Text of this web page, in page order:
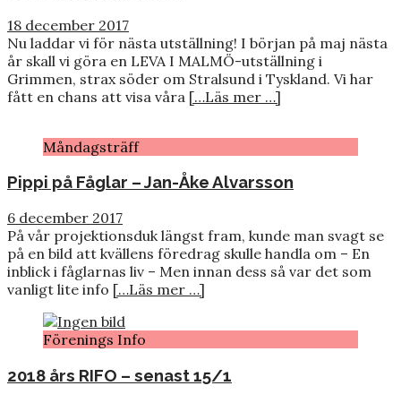
18 december 2017
Nu laddar vi för nästa utställning! I början på maj nästa
år skall vi göra en LEVA I MALMÖ-utställning i
Grimmen, strax söder om Stralsund i Tyskland. Vi har
fått en chans att visa våra […Läs mer …]
Måndagsträff
Pippi på Fåglar – Jan-Åke Alvarsson
6 december 2017
På vår projektionsduk längst fram, kunde man svagt se
på en bild att kvällens föredrag skulle handla om – En
inblick i fåglarnas liv – Men innan dess så var det som
vanligt lite info […Läs mer …]
Förenings Info
2018 års RIFO – senast 15/1